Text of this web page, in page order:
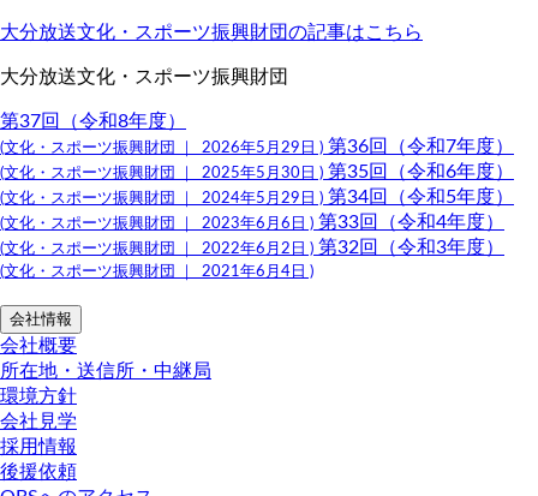
大分放送文化・スポーツ振興財団の記事はこちら
大分放送文化・スポーツ振興財団
第37回（令和8年度）
(文化・スポーツ振興財団 ｜ 2026年5月29日 ) 第36回（令和7年度）
(文化・スポーツ振興財団 ｜ 2025年5月30日 ) 第35回（令和6年度）
(文化・スポーツ振興財団 ｜ 2024年5月29日 ) 第34回（令和5年度）
(文化・スポーツ振興財団 ｜ 2023年6月6日 ) 第33回（令和4年度）
(文化・スポーツ振興財団 ｜ 2022年6月2日 ) 第32回（令和3年度）
(文化・スポーツ振興財団 ｜ 2021年6月4日 )
会社情報
会社概要
所在地・送信所・中継局
環境方針
会社見学
採用情報
後援依頼